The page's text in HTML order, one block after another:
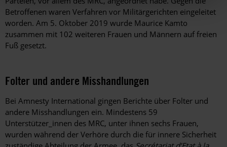
Betroffenen waren Verfahren vor Militärgerichten eingeleitet
worden. Am 5. Oktober 2019 wurde Maurice Kamto
zusammen mit 102 weiteren Frauen und Männern auf freien
Fuß gesetzt.
Folter und andere Misshandlungen
Bei Amnesty International gingen Berichte über Folter und
andere Misshandlungen ein. Mindestens 59
Unterstützer_innen des MRC, unter ihnen sechs Frauen,
wurden während der Verhöre durch die für innere Sicherheit